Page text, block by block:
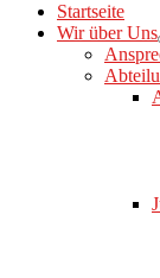
Startseite
Wir über Uns